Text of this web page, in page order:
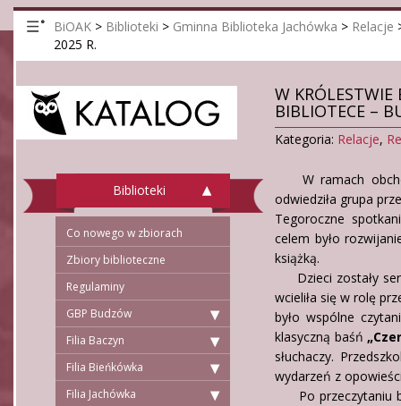
BiOAK > Biblioteki > Gminna Biblioteka Jachówka > Relacje
2025 R.
Biblioteki
Co nowego w zbiorach
Zbiory biblioteczne
Regulaminy
GBP Budzów
Filia Baczyn
Filia Bieńkówka
Filia Jachówka
W KRÓLESTWIE
BIBLIOTECE –
Kategoria: Relacje,
W ramach
odwiedziła grupa
Tegoroczne
celem było
książką.
Dzieci zostały
wcieliła się w rolę
było wspólne
klasyczną baśń
słuchaczy.
wydarzeń z
Po przeczytaniu